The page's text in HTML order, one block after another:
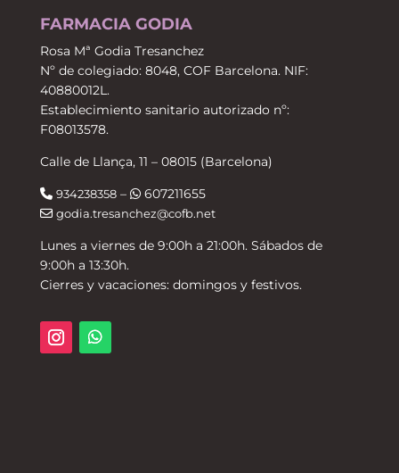
FARMACIA GODIA
Rosa Mª Godia Tresanchez
Nº de colegiado: 8048, COF Barcelona. NIF:
40880012L.
Establecimiento sanitario autorizado nº:
F08013578.
Calle de Llança, 11 – 08015 (Barcelona)
934238358– 607211655
godia.tresanchez@cofb.net
Lunes a viernes de 9:00h a 21:00h. Sábados de
9:00h a 13:30h.
Cierres y vacaciones: domingos y festivos.